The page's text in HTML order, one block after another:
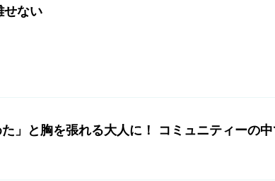
せない
た」と胸を張れる大人に！ コミュニティーの